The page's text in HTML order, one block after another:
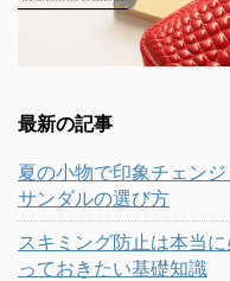
最新の記事
夏の小物で印象チェン
サンダルの選び方
スキミング防止は本当
っておきたい基礎知識